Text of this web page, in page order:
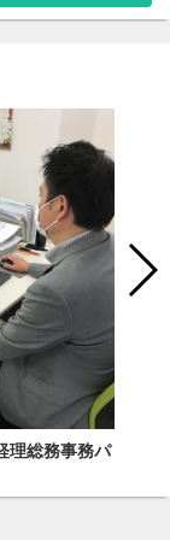
理総務事務パ